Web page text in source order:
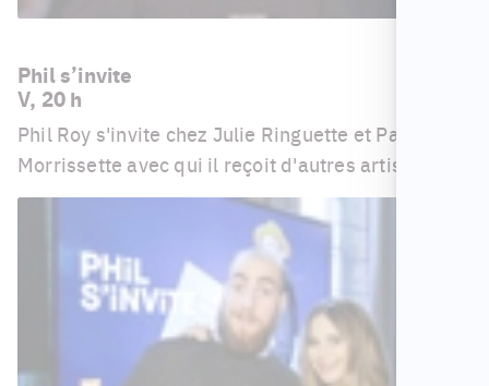
Phil s’invite
V, 20 h
Phil Roy s'invite chez Julie Ringuette et Pascal
Morrissette avec qui il reçoit d'autres artistes.